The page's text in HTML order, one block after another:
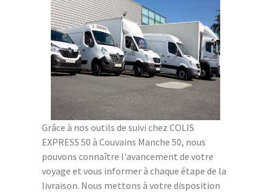
Grâce à nos outils de suivi chez COLIS
EXPRESS 50 à Couvains Manche 50, nous
pouvons connaître l'avancement de votre
voyage et vous informer à chaque étape de la
livraison. Nous mettons à votre disposition